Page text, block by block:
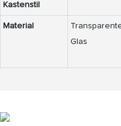
Kastenstil
Material
Glas